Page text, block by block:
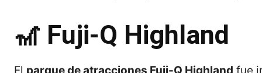
🎢 Fuji-Q Highland
El parque de atracciones Fuji-Q Highland fue